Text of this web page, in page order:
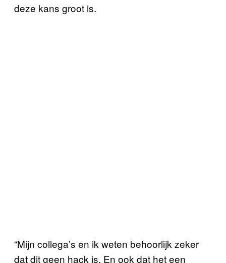
deze kans groot is.
“Mijn collega’s en ik weten behoorlijk zeker
dat dit geen hack is. En ook dat het een